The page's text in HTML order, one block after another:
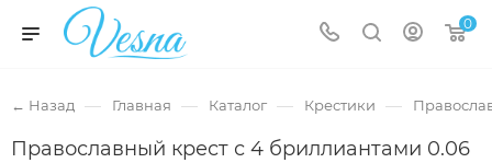
0
← Назад — Главная — Каталог — Крестики —
Православный крест с 4 бриллиантами 0.06